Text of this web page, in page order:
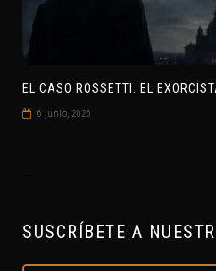
6 junio, 2026
SUSCRÍBETE A